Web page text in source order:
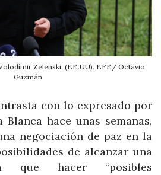
Zelenski. (EE.UU). EFE/ Octavio
Guzmán
con lo expresado por
hace unas semanas,
negociación de paz en la
de alcanzar una
que hacer “posibles